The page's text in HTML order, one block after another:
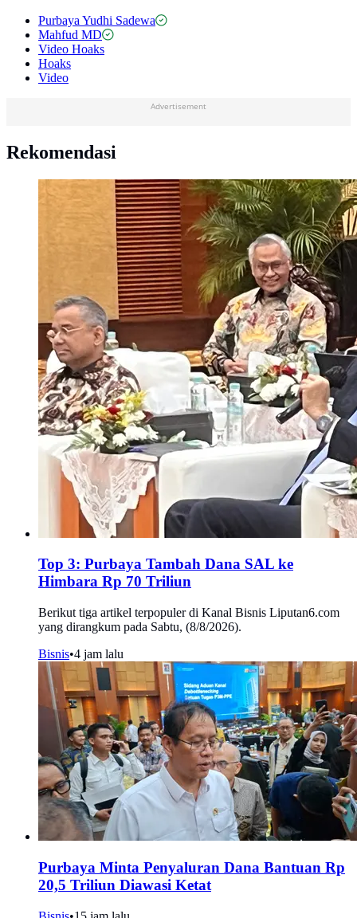
Purbaya Yudhi Sadewa
Mahfud MD
Video Hoaks
Hoaks
Video
Advertisement
Rekomendasi
Top 3: Purbaya Tambah Dana SAL ke
Himbara Rp 70 Triliun
Berikut tiga artikel terpopuler di Kanal Bisnis Liputan6.com
yang dirangkum pada Sabtu, (8/8/2026).
Bisnis•4 jam lalu
Purbaya Minta Penyaluran Dana Bantuan Rp
20,5 Triliun Diawasi Ketat